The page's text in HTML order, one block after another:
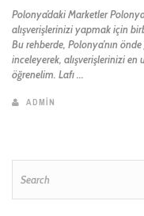
Polonya’daki Marketler
alışverişlerinizi yapmak için
Bu rehberde, Polonya’nın
inceleyerek, alışverişlerinizi
öğrenelim. Lafı ...
ADMIN